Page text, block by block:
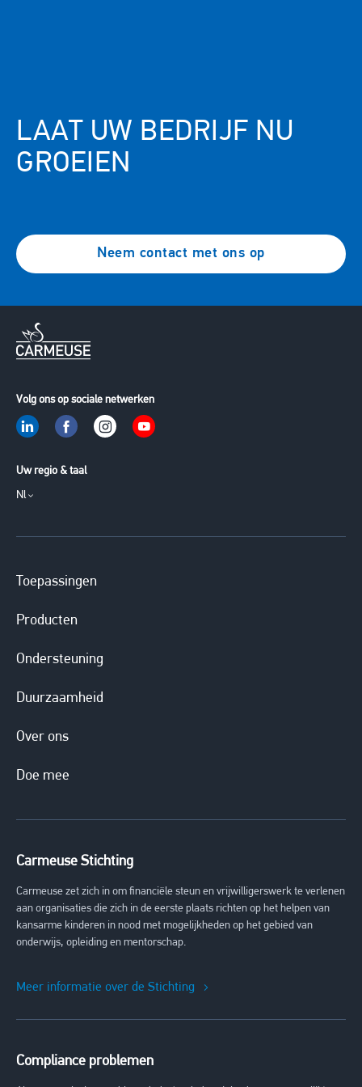
LAAT UW BEDRIJF NU
GROEIEN
Neem contact met ons op
Volg ons op sociale netwerken
Uw regio & taal
Nl
Toepassingen
Producten
Ondersteuning
Duurzaamheid
Over ons
Doe mee
Carmeuse Stichting
Carmeuse zet zich in om financiële steun en vrijwilligerswerk te verlenen
aan organisaties die zich in de eerste plaats richten op het helpen van
kansarme kinderen in nood met mogelijkheden op het gebied van
onderwijs, opleiding en mentorschap.
Meer informatie over de Stichting
Compliance problemen